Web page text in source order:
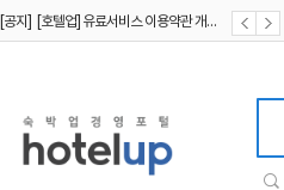
[공지] [호텔업] 개인정보 처리방침 개정본2 (19.09.02)